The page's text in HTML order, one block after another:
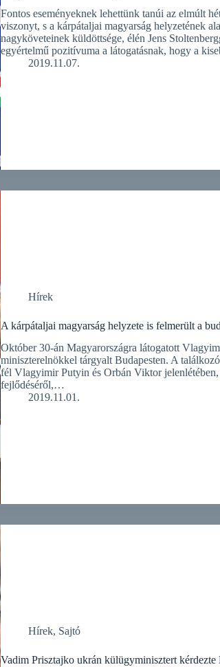
Fontos eseményeknek lehettünk tanúi az elmúlt
viszonyt, s a kárpátaljai magyarság helyzetének
nagyköveteinek küldöttsége, élén Jens
egyértelmű pozitívuma a látogatásnak, hogy a
2019.11.07.
Hírek
A kárpátaljai magyarság helyzete is felmerült a
Október 30-án Magyarországra látogatott
miniszterelnökkel tárgyalt Budapesten. A
fél Vlagyimir Putyin és Orbán Viktor
fejlődéséről,…
2019.11.01.
Hírek, Sajtó
Vadim Prisztajko ukrán külügyminisztert